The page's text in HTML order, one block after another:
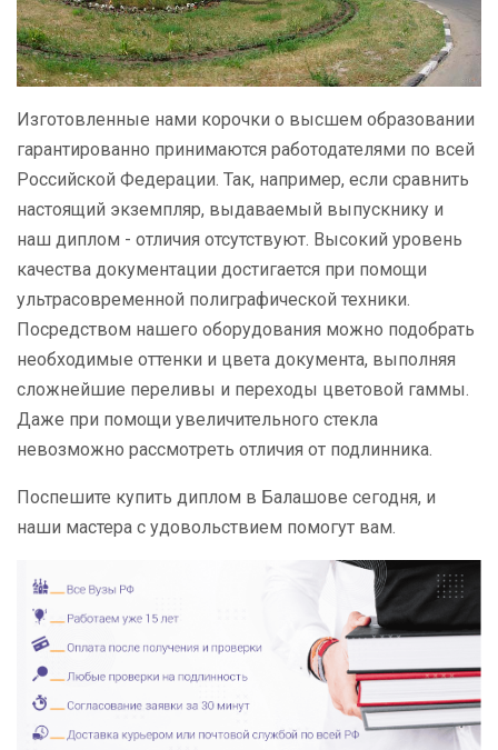
Изготовленные нами корочки о высшем образовании
гарантированно принимаются работодателями по всей
Российской Федерации. Так, например, если сравнить
настоящий экземпляр, выдаваемый выпускнику и
наш диплом - отличия отсутствуют. Высокий уровень
качества документации достигается при помощи
ультрасовременной полиграфической техники.
Посредством нашего оборудования можно подобрать
необходимые оттенки и цвета документа, выполняя
сложнейшие переливы и переходы цветовой гаммы.
Даже при помощи увеличительного стекла
невозможно рассмотреть отличия от подлинника.
Поспешите купить диплом в Балашове сегодня, и
наши мастера с удовольствием помогут вам.